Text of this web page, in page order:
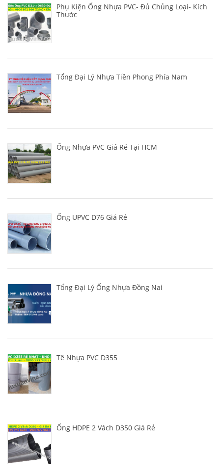
Phụ Kiện Ống Nhựa PVC- Đủ Chủng Loại- Kích
Thước
Tổng Đại Lý Nhựa Tiền Phong Phía Nam
Ống Nhựa PVC Giá Rẻ Tại HCM
Ống UPVC D76 Giá Rẻ
Tổng Đại Lý Ống Nhựa Đồng Nai
Tê Nhựa PVC D355
Ống HDPE 2 Vách D350 Giá Rẻ